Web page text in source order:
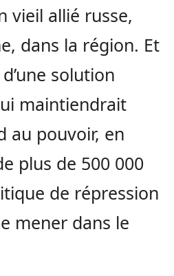
vieil allié russe,
dans la région. Et
solution
maintiendrait
au pouvoir, en
plus de 500 000
de répression
mener dans le